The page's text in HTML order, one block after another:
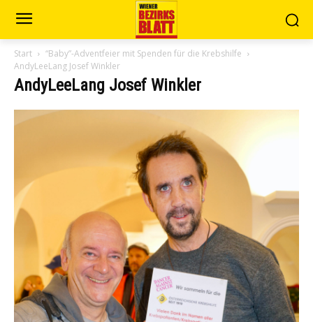
Start
“Baby”-Adventfeier mit Spenden für die Krebshilfe
AndyLeeLang Josef Winkler
AndyLeeLang Josef Winkler